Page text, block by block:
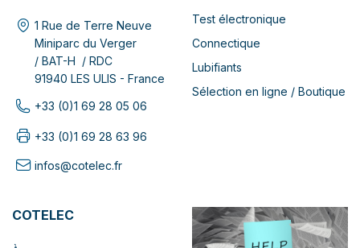
1 Rue de Terre Neuve
Miniparc du Verger
/ BAT-H / RDC
91940 LES ULIS - France
+33 (0)1 69 28 05 06
+33 (0)1 69 28 63 96
infos@cotelec.fr
Test électronique
Connectique
Lubifiants
Sélection en ligne / Boutique
COTELEC